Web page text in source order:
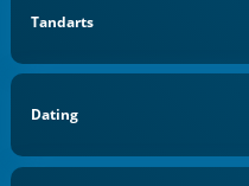
Tandarts
Dating